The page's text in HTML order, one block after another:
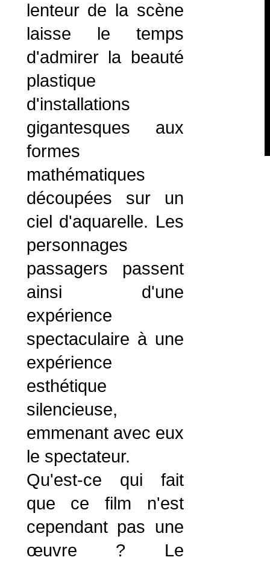
lenteur de la scène
laisse le temps
d'admirer la beauté
plastique
d'installations
gigantesques aux
formes
mathématiques
découpées sur un
ciel d'aquarelle. Les
personnages
passagers passent
ainsi d'une
expérience
spectaculaire à une
expérience
esthétique
silencieuse,
emmenant avec eux
le spectateur.
Qu'est-ce qui fait
que ce film n'est
cependant pas une
œuvre ? Le